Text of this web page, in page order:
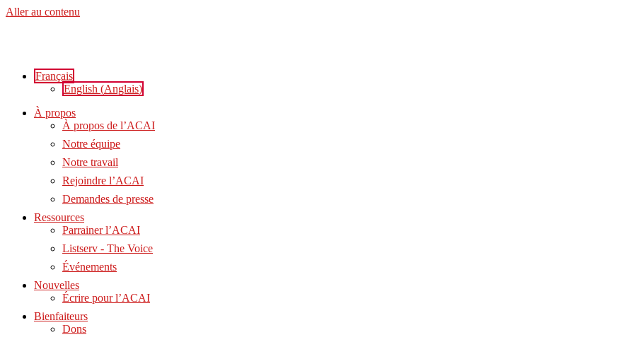
Aller au contenu
Français
English (Anglais)
À propos
À propos de l’ACAI
Notre équipe
Notre travail
Rejoindre l’ACAI
Demandes de presse
Ressources
Parrainer l’ACAI
Listserv - The Voice
Événements
Nouvelles
Écrire pour l’ACAI
Bienfaiteurs
Dons